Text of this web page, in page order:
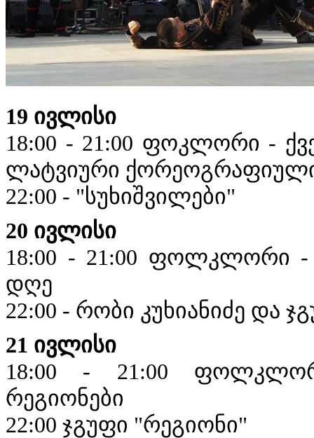
19 ივლისი
18:00 - 21:00 ფოკლორი -
ლატვიური ქორეოგრაფიული
22:00 - "სუხიშვილები"
20 ივლისი
18:00 - 21:00 ფოლკლორი -
დღე
22:00 - რობი კუხიანიძე და
21 ივლისი
18:00 - 21:00
რეგიონები
22:00 ჯგუფი "რეგიონი"